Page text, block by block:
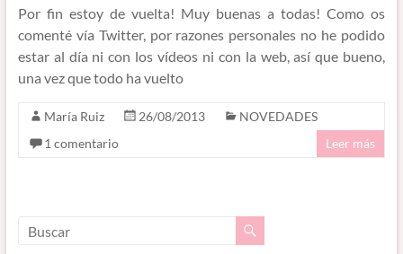
Por fin estoy de vuelta! Muy buenas a todas! Como os
comenté vía Twitter, por razones personales no he podido
estar al día ni con los vídeos ni con la web, así que bueno,
una vez que todo ha vuelto
María Ruiz 26/08/2013
NOVEDADES
1 comentario
Leer más